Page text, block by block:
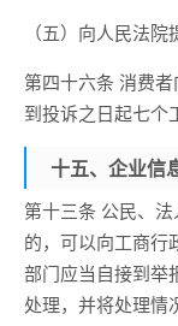
（五）向人民法院
第四十六条 消费
到投诉之日起七个
十五、企业信
第十三条 公民、
的，可以向工商行
部门应当自接到举
处理，并将处理情